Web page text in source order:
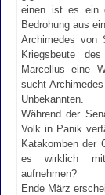
einen ist es ein
Bedrohung aus
Archimedes von
Kriegsbeute
Marcellus eine
sucht
Unbekannten.
Während der
Volk in Panik
Katakomben der
es wirklich mit
aufnehmen?
Ende März